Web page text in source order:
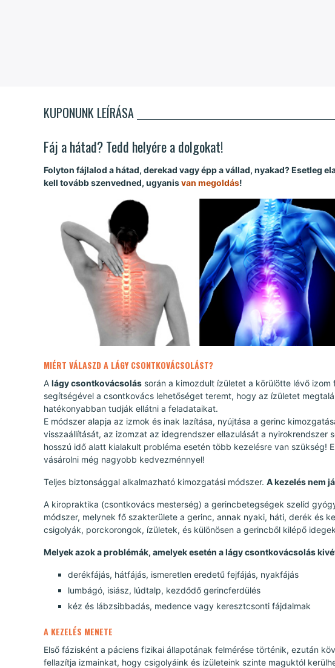
KUPONUNK LEÍRÁSA
Fáj a hátad? Tedd helyére a dolgokat!
Folyton fájlalod a hátad, derekad vagy épp a vállad, nyakad? Esetleg
kell tovább szenvedned, ugyanisvan megoldás!
MIÉRT VÁLASZD A LÁGY CSONTKOVÁCSOLÁST?
A lágy csontkovácsolás során a kimozdult ízületet a körülötte lévő
segítségével a csontkovács lehetőséget teremt, hogy az ízületet
hatékonyabban tudják ellátni a feladataikat.
E módszer alapja az izmok és inak lazítása, nyújtása a gerinc
visszaállítását, az izomzat az idegrendszer ellazulását a nyirokrendszer
hosszú idő alatt kialakult probléma esetén több kezelésre van szükség!
vásárolni még nagyobb kedvezménnyel!
Teljes biztonsággal alkalmazható kimozgatási módszer. A kezelés nem
A kiropraktika (csontkovács mesterség) a gerincbetegségek szelíd
módszer, melynek fő szakterülete a gerinc, annak nyaki, háti, derék és
csigolyák, porckorongok, ízületek, és különösen a gerincből kilépő
Melyek azok a problémák, amelyek esetén a lágy csontkovácsolás
derékfájás, hátfájás, ismeretlen eredetű fejfájás, nyakfájás
lumbágó, isiász, lúdtalp, kezdődő gerincferdülés
kéz és lábzsibbadás, medence vagy keresztcsonti fájdalmak
A KEZELÉS MENETE
Első fázisként a páciens fizikai állapotának felmérése történik, ezután
fellazítja izmainkat, hogy csigolyáink és ízületeink szinte maguktól